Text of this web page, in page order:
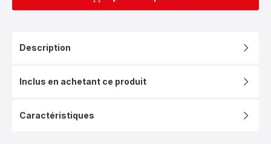
Description
Inclus en achetant ce produit
Caractéristiques